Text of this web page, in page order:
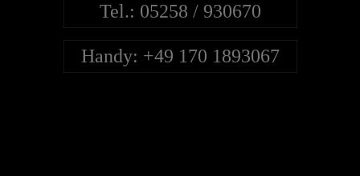
Tel.: 05258 / 930670
Handy: +49 170 1893067